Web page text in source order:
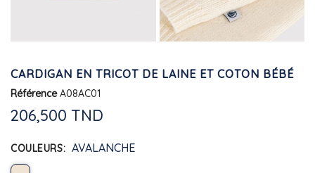
CARDIGAN EN TRICOT DE LAINE ET COTON BÉBÉ
Référence A08AC01
206,500 TND
COULEURS AVALANCHE